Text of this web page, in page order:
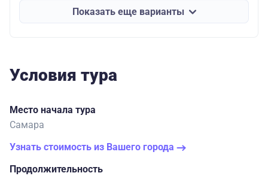
Показать еще варианты
Условия тура
Место начала тура
Самара
Узнать стоимость из Вашего города
Продолжительность